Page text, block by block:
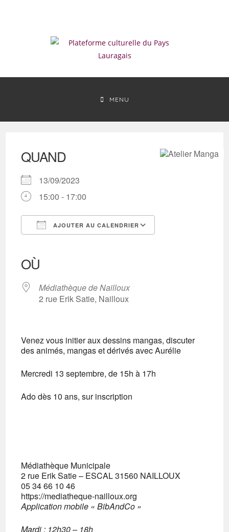
MENU
QUAND
13/09/2023
15:00 - 17:00
AJOUTER AU CALENDRIER
OÙ
Médiathèque de Nailloux
2 rue Erik Satie, Nailloux
Venez vous initier aux dessins mangas, discuter
des animés, mangas et dérivés avec Aurélie
Mercredi 13 septembre, de 15h à 17h
Ado dès 10 ans, sur inscription
Médiathèque Municipale
2 rue Erik Satie – ESCAL 31560 NAILLOUX
05 34 66 10 46
https://mediatheque-nailloux.org
Application mobile « BibAndCo »
Mardi : 12h30 – 18h